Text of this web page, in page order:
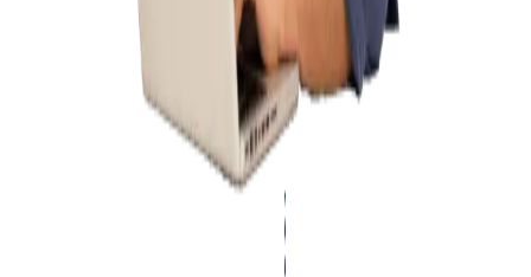
திரும்பப்பெறுதல்கள், வரம்பிற்கு மேல் தள்ளுபடிகள் மற்றும் மூடிய
பிறகு திருத்தல்கள் எச்சரிக்கைகளை தூண்டும் — சிஸ்டம்
மௌனமாக திருடுவதை மிகவும் கடினமாக்குகிறது.
பணியாளர் வாரியாக செயல்திறன் கண்காணிப்பு
பயனர் வாரியாக விற்பனை, சராசரி பில் மதிப்பு மற்றும் பரிவர்த்தனை
எண்ணிக்கை பாருங்கள் — சிறந்த செயல்திறன் கொண்டவர்களை
அடையாளம் காண மற்றும் முரண்பாடுகளை கொடியிட பயனுள்ளது.